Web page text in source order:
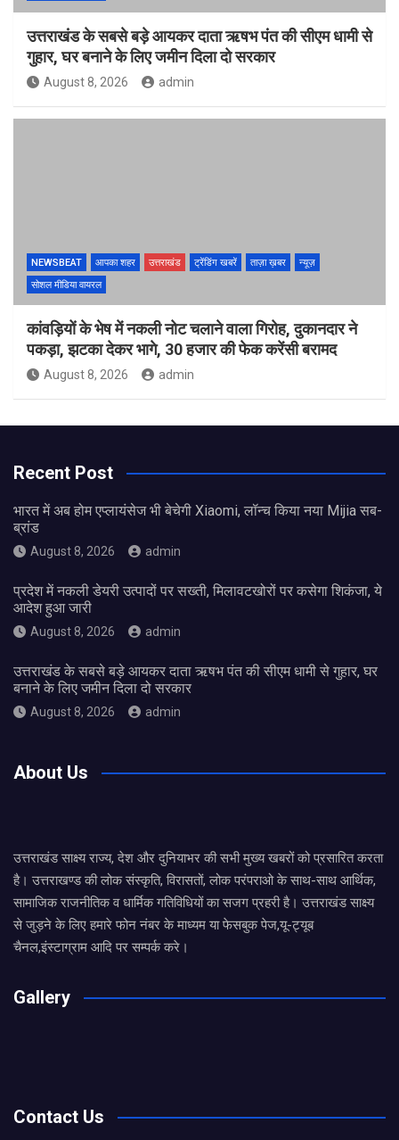
उत्तराखंड के सबसे बड़े आयकर दाता ऋषभ पंत की सीएम धामी से
गुहार, घर बनाने के लिए जमीन दिला दो सरकार
August 8, 2026 admin
NEWSBEAT आपका शहर उत्तराखंड ट्रेंडिंग खबरें ताज़ा ख़बर
न्यूज़
सोशल मीडिया वायरल
कांवड़ियों के भेष में नकली नोट चलाने वाला गिरोह, दुकानदार ने
पकड़ा, झटका देकर भागे, 30 हजार की फेक करेंसी बरामद
August 8, 2026 admin
Recent Post
भारत में अब होम एप्लायंसेज भी बेचेगी Xiaomi, लॉन्च किया नया Mijia सब-
ब्रांड
August 8, 2026 admin
प्रदेश में नकली डेयरी उत्पादों पर सख्ती, मिलावटखोरों पर कसेगा शिकंजा, ये
आदेश हुआ जारी
August 8, 2026 admin
उत्तराखंड के सबसे बड़े आयकर दाता ऋषभ पंत की सीएम धामी से गुहार, घर
बनाने के लिए जमीन दिला दो सरकार
August 8, 2026 admin
About Us
उत्तराखंड साक्ष्य राज्य, देश और दुनियाभर की सभी मुख्य खबरों को प्रसारित करता
है। उत्तराखण्ड की लोक संस्कृति, विरासतों, लोक परंपराओ के साथ-साथ आर्थिक,
सामाजिक राजनीतिक व धार्मिक गतिविधियों का सजग प्रहरी है। उत्तराखंड साक्ष्य
से जुड़ने के लिए हमारे फोन नंबर के माध्यम या फेसबुक पेज,यू-ट्यूब
चैनल,इंस्टाग्राम आदि पर सम्पर्क करे।
Gallery
Contact Us